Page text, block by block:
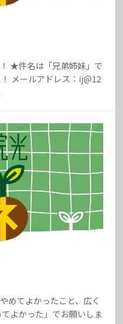
★件名は「兄弟姉妹」で
メールアドレス：ij@12
てよかったこと、広く
よかった」でお願いしま